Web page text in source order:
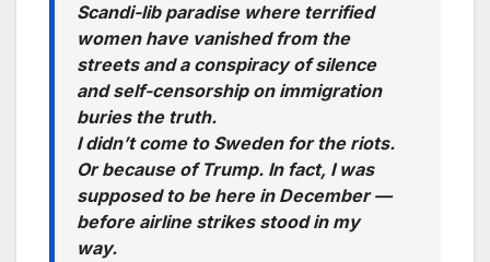
Scandi-lib paradise where terrified
women have vanished from the
streets and a conspiracy of silence
and self-censorship on immigration
buries the truth.
I didn’t come to Sweden for the riots.
Or because of Trump. In fact, I was
supposed to be here in December —
before airline strikes stood in my
way.